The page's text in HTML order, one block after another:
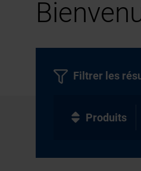
Filtrer les
Produits